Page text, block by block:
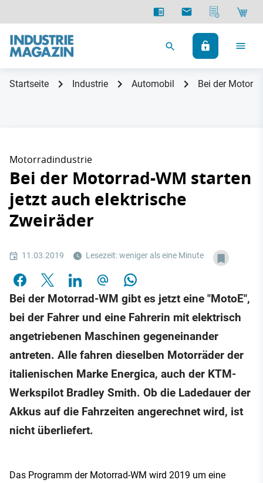
Startseite Industrie Automobil Bei der
Motorradindustrie
Bei der Motorrad-WM starten
jetzt auch elektrische
Zweiräder
11.03.2019 Lesezeit: weniger als eine Minute
Bei der Motorrad-WM gibt es jetzt eine "MotoE",
bei der Fahrer und eine Fahrerin mit elektrisch
angetriebenen Maschinen gegeneinander
antreten. Alle fahren dieselben Motorräder der
italienischen Marke Energica, auch der KTM-
Werkspilot Bradley Smith. Ob die Ladedauer der
Akkus auf die Fahrzeiten angerechnet wird, ist
nicht überliefert.
Das Programm der Motorrad-WM wird 2019 um eine